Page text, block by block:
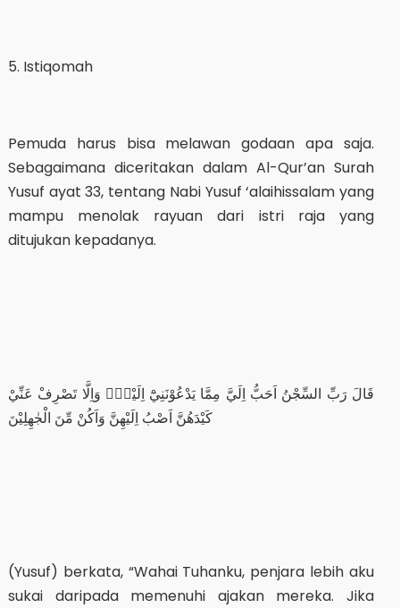
5. Istiqomah
Pemuda harus bisa melawan godaan apa saja.
Sebagaimana diceritakan dalam Al-Qur’an Surah
Yusuf ayat 33, tentang Nabi Yusuf ‘alaihissalam yang
mampu menolak rayuan dari istri raja yang
ditujukan kepadanya.
قَالَ رَبِّ السِّجْنُ اَحَبُّ اِلَيَّ مِمَّا يَدْعُوْنَنِيْٓ اِلَيْهِۚ وَاِلَّا تَصْرِفْ عَنِّيْ
كَيْدَهُنَّ اَصْبُ اِلَيْهِنَّ وَاَكُنْ مِّنَ الْجٰهِلِيْنَ
(Yusuf) berkata, “Wahai Tuhanku, penjara lebih aku
sukai daripada memenuhi ajakan mereka. Jika